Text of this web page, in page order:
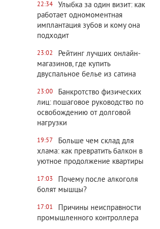
22:34
Улыбка за один визит: как
работает одномоментная
имплантация зубов и кому она
подходит
23:02
Рейтинг лучших онлайн-
магазинов, где купить
двуспальное белье из сатина
23:00
Банкротство физических
лиц: пошаговое руководство по
освобождению от долговой
нагрузки
19:57
Больше чем склад для
хлама: как превратить балкон в
уютное продолжение квартиры
17:03
Почему после алкоголя
болят мышцы?
17:01
Причины неисправности
промышленного контроллера